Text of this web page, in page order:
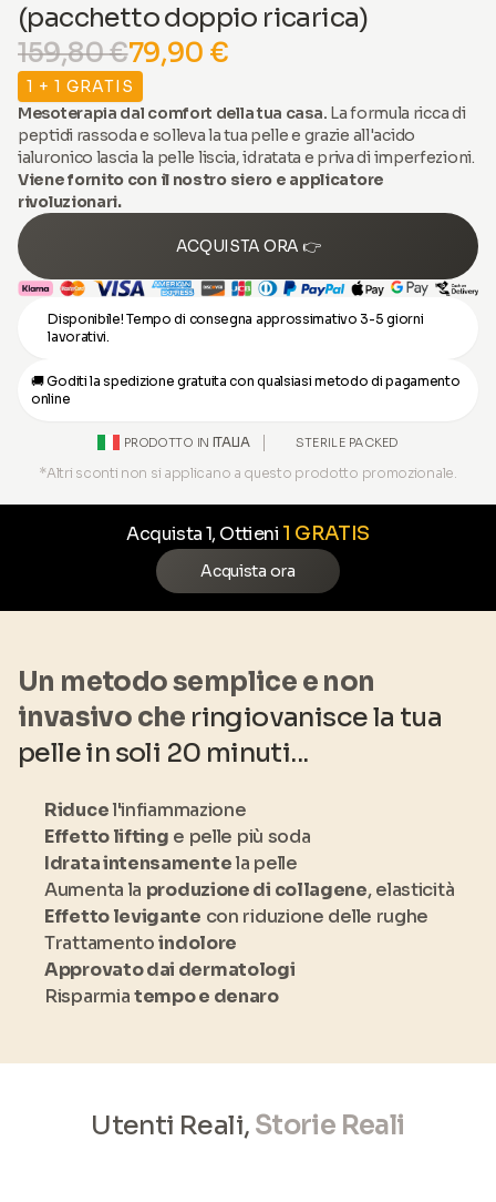
(pacchetto doppio ricarica)
159,80 €79,90 €
1 + 1 GRATIS
Mesoterapia dal comfort della tua casa. La formula ricca di
peptidi rassoda e solleva la tua pelle e grazie all'acido
ialuronico lascia la pelle liscia, idratata e priva di imperfezioni.
Viene fornito con il nostro siero e applicatore
rivoluzionari.
ACQUISTA ORA 👉
Disponibile! Tempo di consegna approssimativo 3-5 giorni
lavorativi.
🚚 Goditi la spedizione gratuita con qualsiasi metodo di pagamento
online
PRODOTTO IN ITALIA STERILE PACKED
*Altri sconti non si applicano a questo prodotto promozionale.
Acquista 1, Ottieni 1 GRATIS
Acquista ora
Un metodo semplice e non
invasivo che ringiovanisce la tua
pelle in soli 20 minuti...
Riducel'infiammazione
Effetto lifting e pelle più soda
Idrata intensamentela pelle
Aumenta la produzione di collagene, elasticità
Effetto levigante con riduzione delle rughe
Trattamentoindolore
Approvato dai dermatologi
Risparmiatempo e denaro
Utenti Reali, Storie Reali